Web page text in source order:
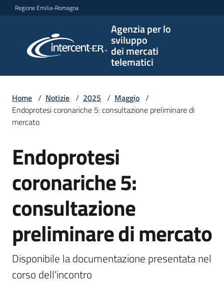
Vai al contenuto
Vai alla navigazione
Vai al footer
Regione Emilia-Romagna
Agenzia per lo
sviluppo
dei mercati
telematici
per lo
sviluppo
telematici
Bandi
strumenti
di
acquisto
Supporto
Home / Notizie / 2025 / Maggio /
Endoprotesi coronariche 5: consultazione preliminare di
mercato
Salta al contenuto
Endoprotesi
coronariche 5:
consultazione
preliminare di mercato
Disponibile la documentazione presentata nel
corso dell'incontro